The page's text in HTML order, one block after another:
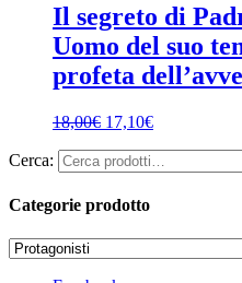
Il segreto di
Uomo del suo
profeta
18,00€ 17,10€
Cerca:
Categorie prodotto